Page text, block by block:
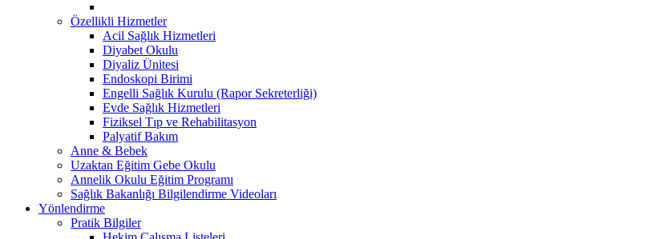
Özellikli Hizmetler
Acil Sağlık Hizmetleri
Diyabet Okulu
Diyaliz Ünitesi
Endoskopi Birimi
Engelli Sağlık Kurulu (Rapor Sekreterliği)
Evde Sağlık Hizmetleri
Fiziksel Tıp ve Rehabilitasyon
Palyatif Bakım
Anne & Bebek
Uzaktan Eğitim Gebe Okulu
Annelik Okulu Eğitim Programı
Sağlık Bakanlığı Bilgilendirme Videoları
Yönlendirme
Pratik Bilgiler